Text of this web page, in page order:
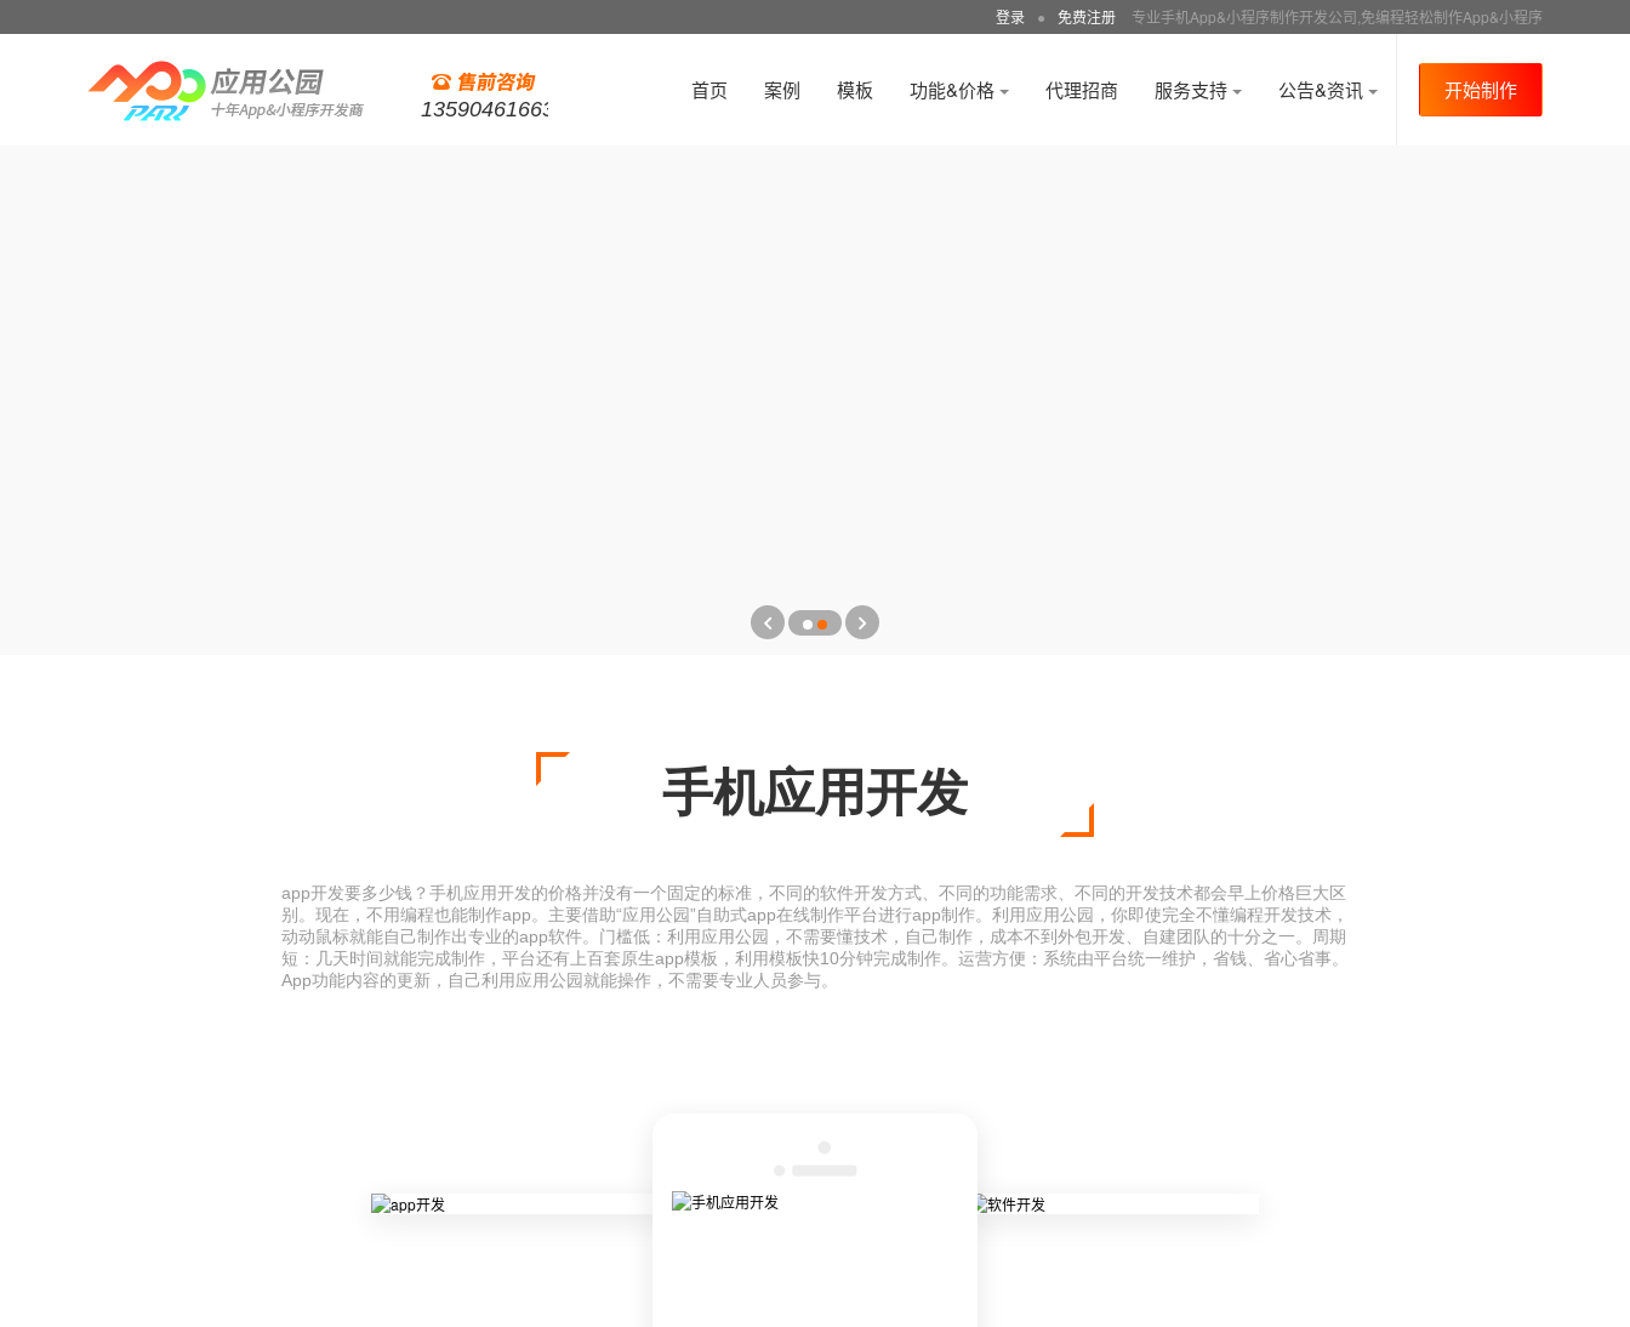
登录 ● 免费注册 专业手机App&小程序制作开发公司,免编程轻松制作App&小程序
13590461663
首页 案例 模板 功能&价格 代理招商 服务支持 公告&资讯 开始制作
手机应用开发
app开发要多少钱？手机应用开发的价格并没有一个固定的标准，不同的软件开发方式、不同的功能需求、不同的开发技术都会早上价格巨大区
别。现在，不用编程也能制作app。主要借助“应用公园”自助式app在线制作平台进行app制作。利用应用公园，你即使完全不懂编程开发技术，
动动鼠标就能自己制作出专业的app软件。门槛低：利用应用公园，不需要懂技术，自己制作，成本不到外包开发、自建团队的十分之一。周期
短：几天时间就能完成制作，平台还有上百套原生app模板，利用模板快10分钟完成制作。运营方便：系统由平台统一维护，省钱、省心省事。
App功能内容的更新，自己利用应用公园就能操作，不需要专业人员参与。